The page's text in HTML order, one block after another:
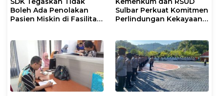
Boleh Ada Penolakan
Pasien Miskin di Fasilitas
Sulbar Perkuat Komitmen
Perlindungan Kekayaan